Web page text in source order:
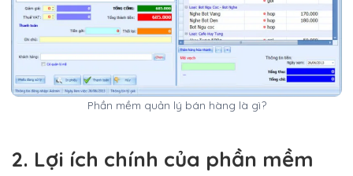
Phần mềm quản lý bán hàng là gì?
2. Lợi ích chính của phần mềm